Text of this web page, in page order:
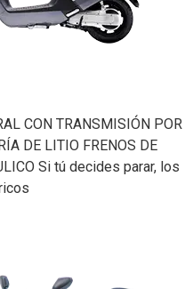
CON TRANSMISIÓN POR
DE LITIO FRENOS DE
Si tú decides parar, los